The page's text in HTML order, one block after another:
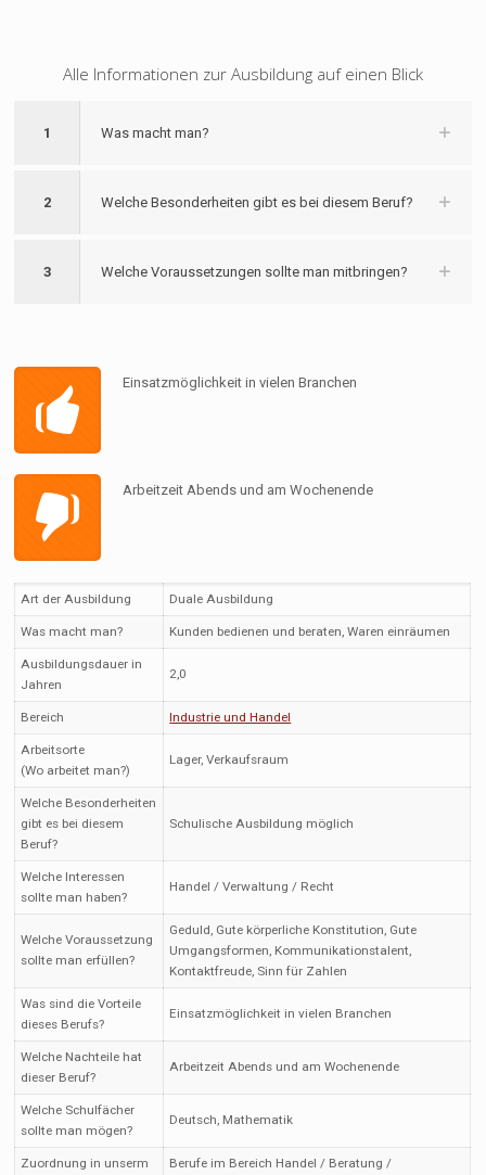
Alle Informationen zur Ausbildung auf einen Blick
1 Was macht man?
2 Welche Besonderheiten gibt es bei diesem Beruf?
3 Welche Voraussetzungen sollte man mitbringen?
Einsatzmöglichkeit in vielen Branchen
Arbeitzeit Abends und am Wochenende
Art der Ausbildung Duale Ausbildung
Was macht man? Kunden bedienen und beraten, Waren einräumen
Ausbildungsdauer in
Jahren
2,0
Bereich Industrie und Handel
Arbeitsorte
(Wo arbeitet man?)
Lager, Verkaufsraum
Welche Besonderheiten
gibt es bei diesem
Beruf?
Schulische Ausbildung möglich
Welche Interessen
sollte man haben?
Handel / Verwaltung / Recht
Welche Voraussetzung
sollte man erfüllen?
Geduld, Gute körperliche Konstitution, Gute
Umgangsformen, Kommunikationstalent,
Kontaktfreude, Sinn für Zahlen
Was sind die Vorteile
dieses Berufs?
Einsatzmöglichkeit in vielen Branchen
Welche Nachteile hat
dieser Beruf?
Arbeitzeit Abends und am Wochenende
Welche Schulfächer
sollte man mögen?
Deutsch, Mathematik
Zuordnung in unserm
Berufe im Bereich Handel / Beratung /